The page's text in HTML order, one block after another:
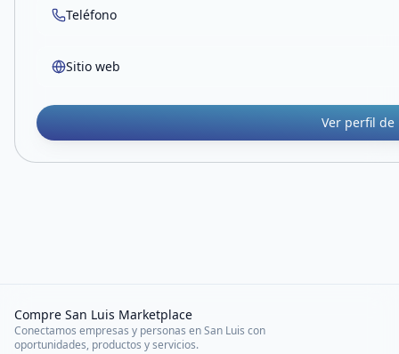
Teléfono
Sitio web
Ver perfil de
Compre San Luis Marketplace
Conectamos empresas y personas en San Luis con
oportunidades, productos y servicios.